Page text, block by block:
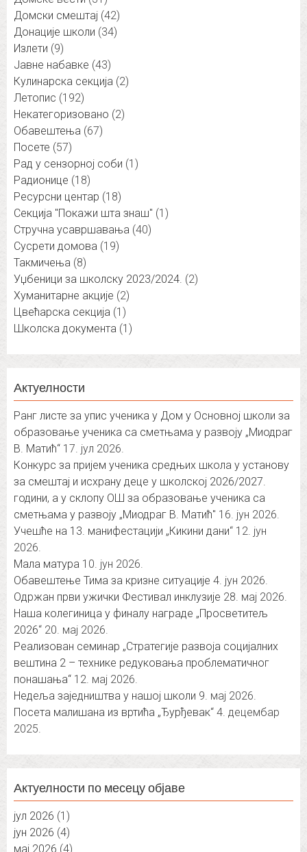
Домски смештај (42)
Донације школи (34)
Излети (9)
Јавне набавке (43)
Кулинарска секција (2)
Летопис (192)
Некатегоризовано (2)
Обавештења (67)
Посете (57)
Рад у сензорној соби (1)
Радионице (18)
Ресурсни центар (18)
Секција "Покажи шта знаш" (1)
Стручна усавршавања (40)
Сусрети домова (19)
Такмичења (8)
Уџбеници за школску 2023/2024. (2)
Хуманитарне акције (2)
Цвећарска секција (1)
Школска документа (1)
Актуелности
Ранг листе за упис ученика у Дом у Основној школи за
образовање ученика са сметњама у развоју „Миодраг
В. Матић“ 17. јул 2026.
Конкурс за пријем ученика средњих школа у установу
за смештај и исхрану деце у школској 2026/2027.
години, а у склопу ОШ за образовање ученика са
сметњама у развоју „Миодраг В. Матић″ 16. јун 2026.
Учешће на 13. манифестацији „Кикини дани“ 12. јун
2026.
Мала матура 10. јун 2026.
Обавештење Тима за кризне ситуације 4. јун 2026.
Одржан први ужички Фестивал инклузије 28. мај 2026.
Наша колегиница у финалу награде „Просветитељ
2026“ 20. мај 2026.
Реализован семинар „Стратегије развоја социјалних
вештина 2 – технике редуковања проблематичног
понашања“ 12. мај 2026.
Недеља заједништва у нашој школи 9. мај 2026.
Посета малишана из вртића „Ђурђевак“ 4. децембар
2025.
Актуелности по месецу објаве
јул 2026 (1)
јун 2026 (4)
мај 2026 (4)